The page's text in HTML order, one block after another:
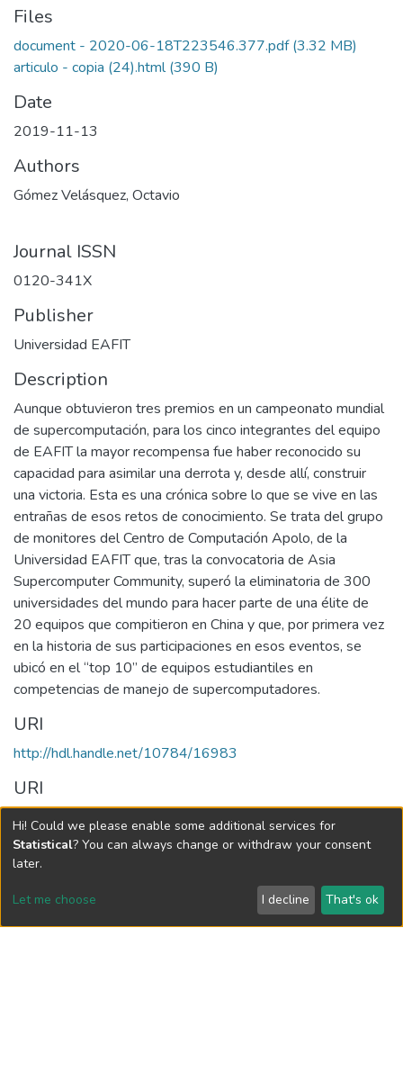
Files
document - 2020-06-18T223546.377.pdf(3.32 MB)
articulo - copia (24).html(390 B)
Date
2019-11-13
Authors
Gómez Velásquez, Octavio
Journal ISSN
0120-341X
Publisher
Universidad EAFIT
Description
Aunque obtuvieron tres premios en un campeonato mundial
de supercomputación, para los cinco integrantes del equipo
de EAFIT la mayor recompensa fue haber reconocido su
capacidad para asimilar una derrota y, desde allí, construir
una victoria. Esta es una crónica sobre lo que se vive en las
entrañas de esos retos de conocimiento. Se trata del grupo
de monitores del Centro de Computación Apolo, de la
Universidad EAFIT que, tras la convocatoria de Asia
Supercomputer Community, superó la eliminatoria de 300
universidades del mundo para hacer parte de una élite de
20 equipos que compitieron en China y que, por primera vez
en la historia de sus participaciones en esos eventos, se
ubicó en el “top 10” de equipos estudiantiles en
competencias de manejo de supercomputadores.
URI
http://hdl.handle.net/10784/16983
URI
http://publicaciones.eafit.edu.co/index.php/revista-
universidad-eafit/article/view/6085/4706
Collections
Revista Universidad EAFIT, Vol. 54, Núm. 174 (2019)
Hi! Could we please enable some additional services for
Statistical? You can always change or withdraw your consent
later.
Let me choose I decline That's ok